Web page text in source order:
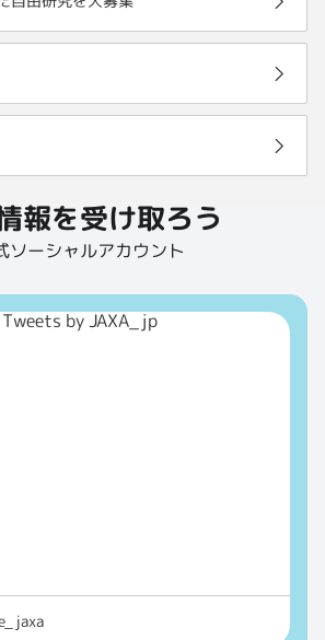
報を受け取ろう
ソーシャルアカウント
Tweets by JAXA_jp